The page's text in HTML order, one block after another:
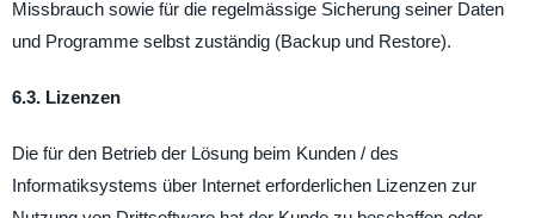
Missbrauch sowie für die regelmässige Sicherung seiner Daten
und Programme selbst zuständig (Backup und Restore).
6.3. Lizenzen
Die für den Betrieb der Lösung beim Kunden / des
Informatiksystems über Internet erforderlichen Lizenzen zur